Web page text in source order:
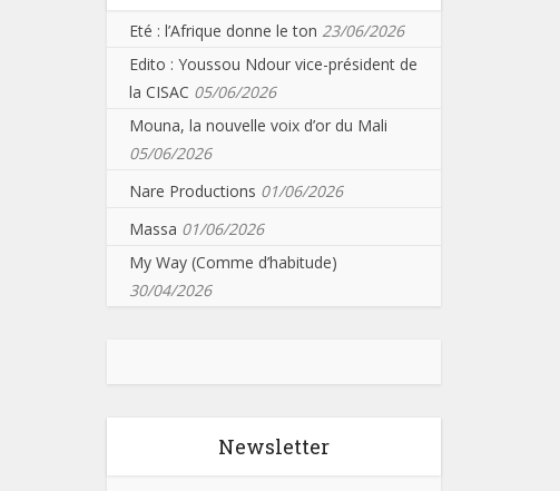
Eté : l’Afrique donne le ton 23/06/2026
Edito : Youssou Ndour vice-président de
la CISAC 05/06/2026
Mouna, la nouvelle voix d’or du Mali
05/06/2026
Nare Productions 01/06/2026
Massa 01/06/2026
My Way (Comme d’habitude)
30/04/2026
Newsletter